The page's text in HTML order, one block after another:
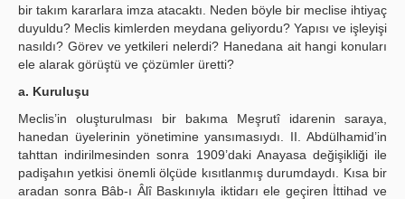
bir takım kararlara imza atacaktı. Neden böyle bir meclise ihtiyaç
duyuldu? Meclis kimlerden meydana geliyordu? Yapısı ve işleyişi
nasıldı? Görev ve yetkileri nelerdi? Hanedana ait hangi konuları
ele alarak görüştü ve çözümler üretti?
a. Kuruluşu
Meclis’in oluşturulması bir bakıma Meşrutî idarenin saraya,
hanedan üyelerinin yönetimine yansımasıydı. II. Abdülhamid’in
tahttan indirilmesinden sonra 1909’daki Anayasa değişikliği ile
padişahın yetkisi önemli ölçüde kısıtlanmış durumdaydı. Kısa bir
aradan sonra Bâb-ı Âlî Baskınıyla iktidarı ele geçiren İttihad ve